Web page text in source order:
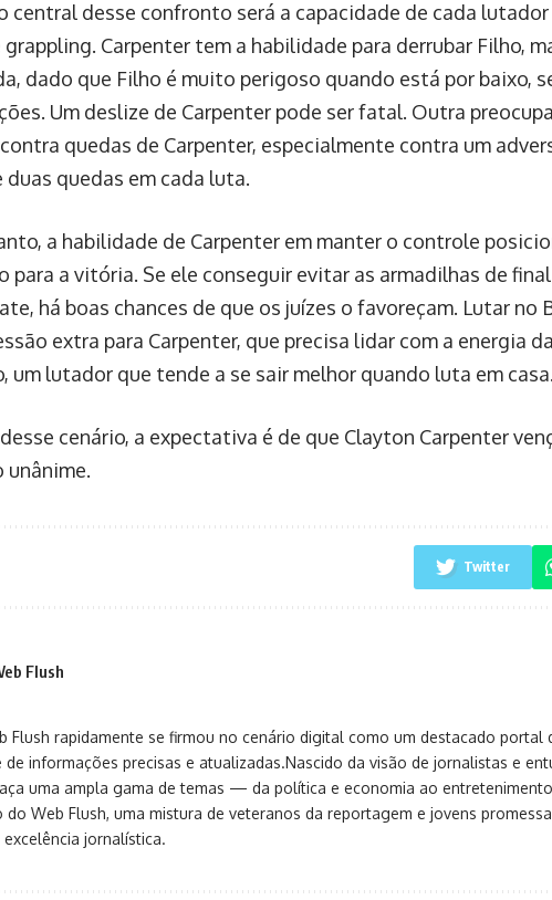
central desse confronto será a capacidade de cada lutador
Carpenter tem a habilidade para derrubar Filho,
dado que Filho é muito perigoso quando está por baixo,
Um deslize de Carpenter pode ser fatal. Outra
quedas de Carpenter, especialmente contra um
duas quedas em cada luta.
a habilidade de Carpenter em manter o controle
para a vitória. Se ele conseguir evitar as armadilhas de
há boas chances de que os juízes o favoreçam. Lutar no
extra para Carpenter, que precisa lidar com a energia
um lutador que tende a se sair melhor quando luta em casa.
cenário, a expectativa é de que Clayton Carpenter
unânime.
Twitter
Flush
Flush rapidamente se firmou no cenário digital como um destacado portal
informações precisas e atualizadas.Nascido da visão de jornalistas e
uma ampla gama de temas — da política e economia ao
Web Flush, uma mistura de veteranos da reportagem e jovens
jornalística.